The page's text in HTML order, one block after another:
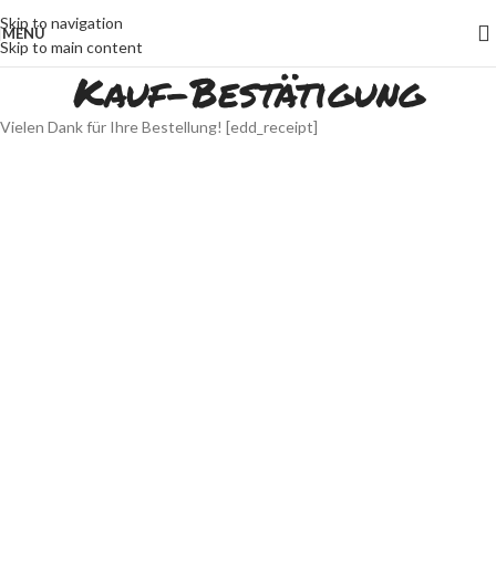
Skip to navigation
Skip to main content
MENÜ
Kauf-Bestätigung
Vielen Dank für Ihre Bestellung! [edd_receipt]